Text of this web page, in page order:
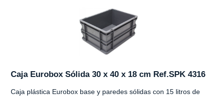
Caja Eurobox Sólida 30 x 40 x 18 cm Ref.SPK 4316
Caja plástica Eurobox base y paredes sólidas con 15 litros de